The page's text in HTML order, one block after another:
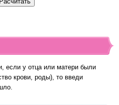
если у отца или матери были
крови, роды), то введи